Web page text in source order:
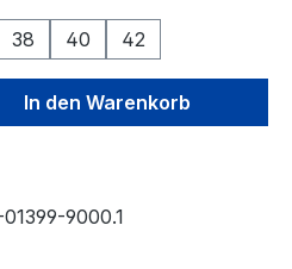
38 40 42
den
In den Warenkorb
9000.1